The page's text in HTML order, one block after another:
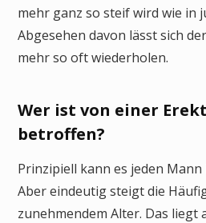
mehr ganz so steif wird wie in
Abgesehen davon lässt sich
mehr so oft wiederholen.
Wer ist von einer
betroffen?
Prinzipiell kann es jeden
Aber eindeutig steigt die
zunehmendem Alter. Das liegt